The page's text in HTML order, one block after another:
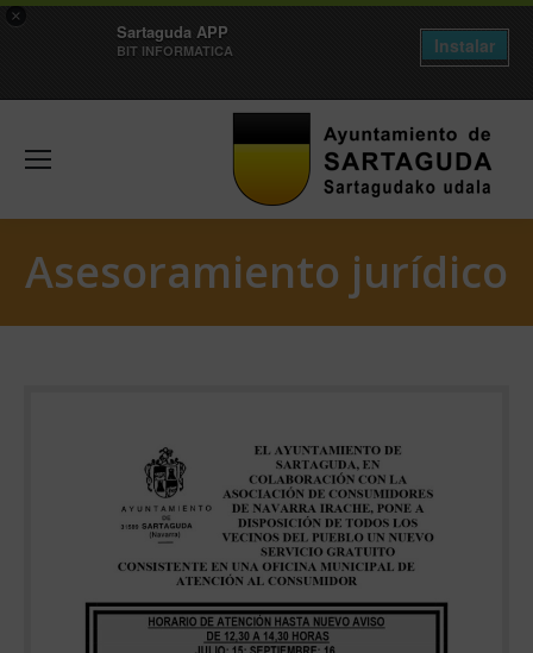
×
Sartaguda APP
BIT INFORMATICA Instalar
Asesoramiento jurídico